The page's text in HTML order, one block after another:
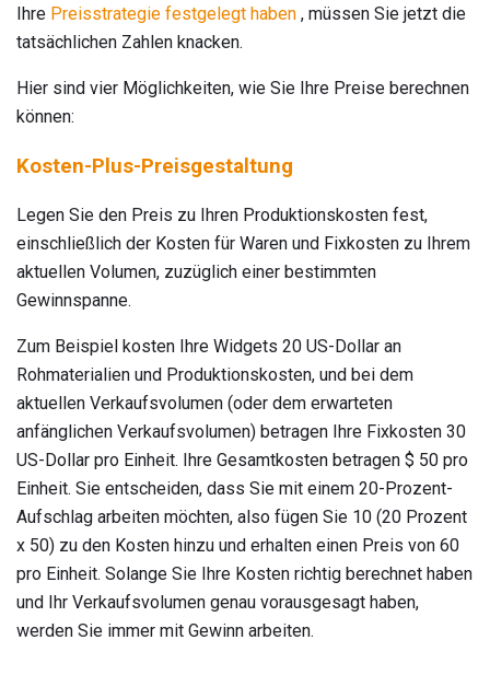
Ihre Preisstrategie festgelegt haben , müssen Sie jetzt die
tatsächlichen Zahlen knacken.
Hier sind vier Möglichkeiten, wie Sie Ihre Preise berechnen
können:
Kosten-Plus-Preisgestaltung
Legen Sie den Preis zu Ihren Produktionskosten fest,
einschließlich der Kosten für Waren und Fixkosten zu Ihrem
aktuellen Volumen, zuzüglich einer bestimmten
Gewinnspanne.
Zum Beispiel kosten Ihre Widgets 20 US-Dollar an
Rohmaterialien und Produktionskosten, und bei dem
aktuellen Verkaufsvolumen (oder dem erwarteten
anfänglichen Verkaufsvolumen) betragen Ihre Fixkosten 30
US-Dollar pro Einheit. Ihre Gesamtkosten betragen $ 50 pro
Einheit. Sie entscheiden, dass Sie mit einem 20-Prozent-
Aufschlag arbeiten möchten, also fügen Sie 10 (20 Prozent
x 50) zu den Kosten hinzu und erhalten einen Preis von 60
pro Einheit. Solange Sie Ihre Kosten richtig berechnet haben
und Ihr Verkaufsvolumen genau vorausgesagt haben,
werden Sie immer mit Gewinn arbeiten.